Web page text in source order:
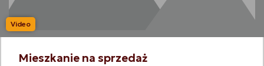
Video
Mieszkanie na sprzedaż